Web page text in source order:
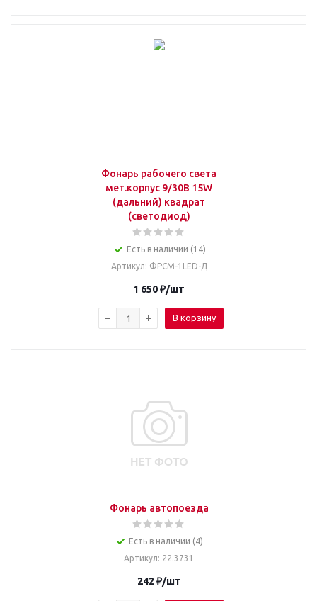
Фонарь рабочего света
мет.корпус 9/30В 15W
(дальний) квадрат
(светодиод)
Есть в наличии (14)
Артикул: ФРСМ-1LED-Д
1 650₽/шт
В корзину
Фонарь автопоезда
Есть в наличии (4)
Артикул: 22.3731
242₽/шт